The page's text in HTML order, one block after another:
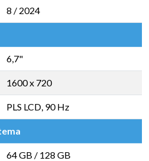
8 / 2024
6,7"
1600 x 720
PLS LCD, 90 Hz
64 GB / 128 GB